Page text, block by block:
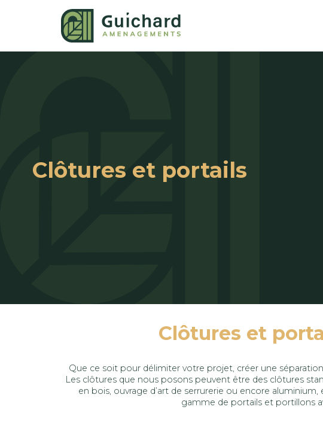
Clôtures et portails
Clôtures et
Que ce soit pour délimiter votre projet, créer une
Les clôtures que nous posons peuvent être des clôtures
en bois, ouvrage d’art de serrurerie ou encore
gamme de portails et portillons